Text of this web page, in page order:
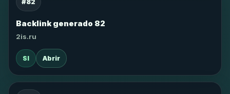
Backlink generado 82
2is.ru
SI Abrir